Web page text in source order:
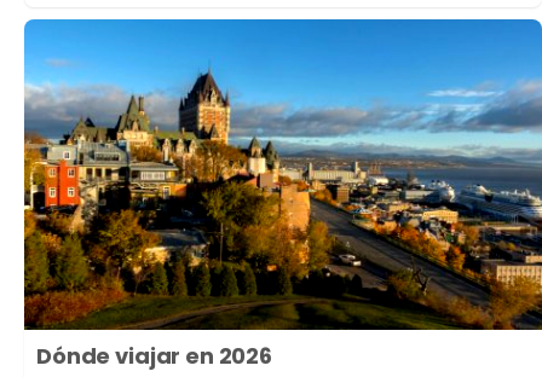
Dónde viajar en 2026